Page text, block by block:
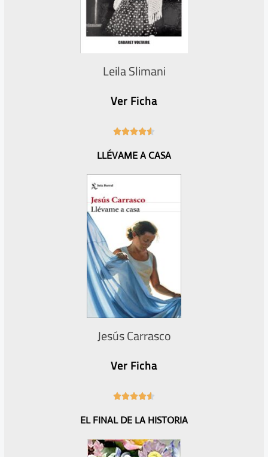
Leila Slimani
Ver Ficha

6
LLÉVAME A CASA
Jesús Carrasco
Ver Ficha

6
5
EL FINAL DE LA HISTORIA